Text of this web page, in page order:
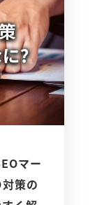
マー
策の